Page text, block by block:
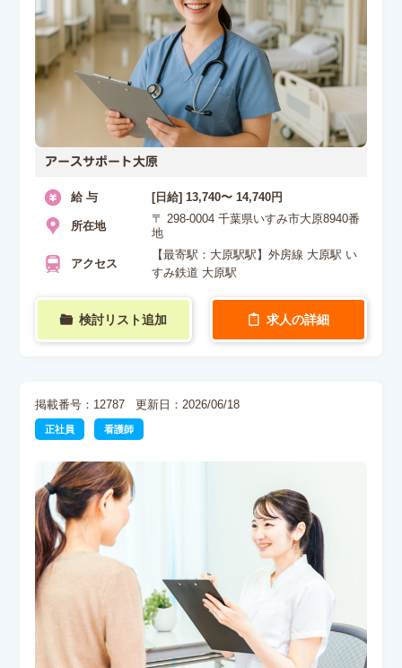
アースサポート大原
給 与 [日給] 13,740〜 14,740円
所在地
〒 298-0004 千葉県いすみ市大原8940番
地
アクセス
【最寄駅：大原駅駅】外房線 大原駅 い
すみ鉄道 大原駅
検討リスト追加 求人の詳細
掲載番号：12787 更新日：2026/06/18
正社員 看護師